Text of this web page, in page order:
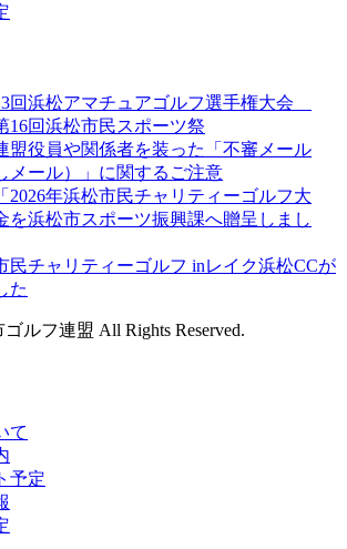
回浜松アマチュアゴルフ選手権大会
16回浜松市民スポーツ祭
盟役員や関係者を装った「不審メール
メール）」に関するご注意
2026年浜松市民チャリティーゴルフ大
を浜松市スポーツ振興課へ贈呈しまし
民チャリティーゴルフ inレイク浜松CCが
た
ルフ連盟 All Rights Reserved.
て
予定